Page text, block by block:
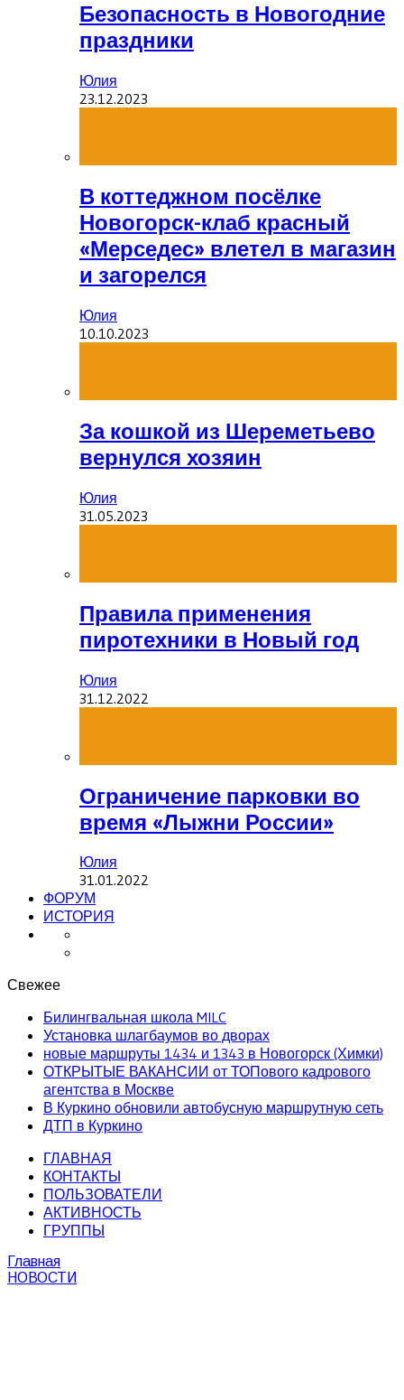
Безопасность в Новогодние
праздники
Юлия
23.12.2023
В коттеджном посёлке
Новогорск-клаб красный
«Мерседес» влетел в магазин
и загорелся
Юлия
10.10.2023
За кошкой из Шереметьево
вернулся хозяин
Юлия
31.05.2023
Правила применения
пиротехники в Новый год
Юлия
31.12.2022
Ограничение парковки во
время «Лыжни России»
Юлия
31.01.2022
ФОРУМ
ИСТОРИЯ
Свежее
Билингвальная школа MILC
Установка шлагбаумов во дворах
новые маршруты 1434 и 1343 в Новогорск (Химки)
ОТКРЫТЫЕ ВАКАНСИИ от ТОПового кадрового
агентства в Москве
В Куркино обновили автобусную маршрутную сеть
ДТП в Куркино
ГЛАВНАЯ
КОНТАКТЫ
ПОЛЬЗОВАТЕЛИ
АКТИВНОСТЬ
ГРУППЫ
Главная
НОВОСТИ